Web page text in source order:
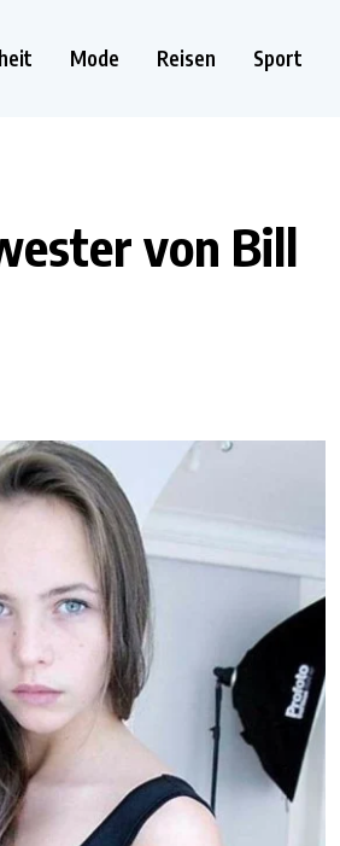
Mode Reisen Sport
von Bill